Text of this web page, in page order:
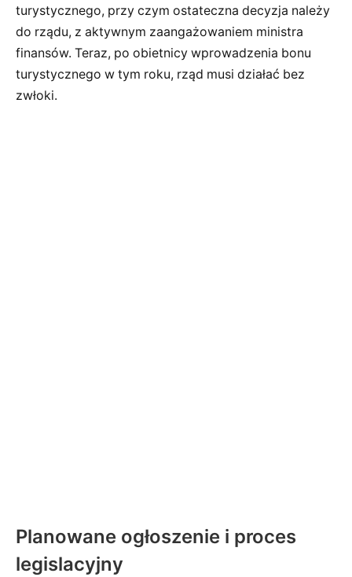
turystycznego, przy czym ostateczna decyzja należy
do rządu, z aktywnym zaangażowaniem ministra
finansów. Teraz, po obietnicy wprowadzenia bonu
turystycznego w tym roku, rząd musi działać bez
zwłoki.
Planowane ogłoszenie i proces
legislacyjny